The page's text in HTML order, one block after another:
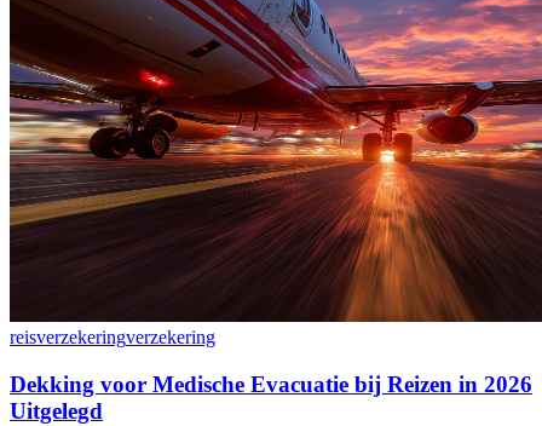
reisverzekeringverzekering
Dekking voor Medische Evacuatie bij Reizen in 2026
Uitgelegd